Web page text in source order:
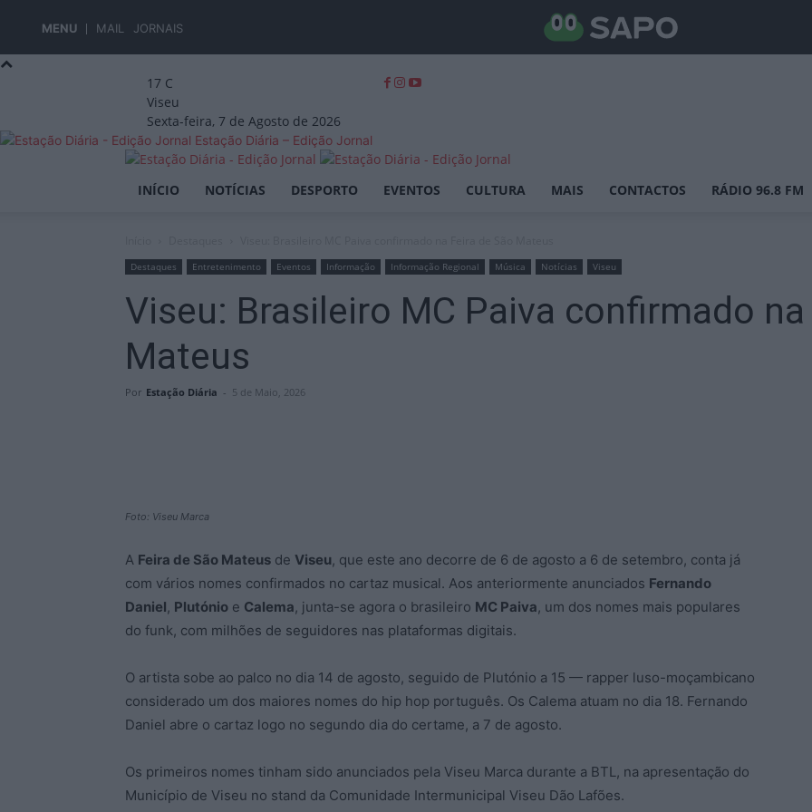
MENU MAIL JORNAIS
17 C
Viseu
Sexta-feira, 7 de Agosto de 2026
Estação Diária – Edição Jornal
INÍCIO NOTÍCIAS DESPORTO EVENTOS CULTURA MAIS CONTACTOS RÁDIO 96.8 FM
Destaques Entretenimento Eventos Informação Informação Regional Música Notícias Viseu
Viseu: Brasileiro MC Paiva confirmado
Mateus
Por Estação Diária - 5 de Maio, 2026
Foto: Viseu Marca
A Feira de São Mateus de Viseu, que este ano decorre de 6 de agosto a 6 de setembro, conta já
com vários nomes confirmados no cartaz musical. Aos anteriormente anunciados Fernando
Daniel, Plutónio e Calema, junta-se agora o brasileiro MC Paiva, um dos nomes mais populares
do funk, com milhões de seguidores nas plataformas digitais.
O artista sobe ao palco no dia 14 de agosto, seguido de Plutónio a 15 — rapper luso-moçambicano
considerado um dos maiores nomes do hip hop português. Os Calema atuam no dia 18. Fernando
Daniel abre o cartaz logo no segundo dia do certame, a 7 de agosto.
Os primeiros nomes tinham sido anunciados pela Viseu Marca durante a BTL, na apresentação do
Município de Viseu no stand da Comunidade Intermunicipal Viseu Dão Lafões.